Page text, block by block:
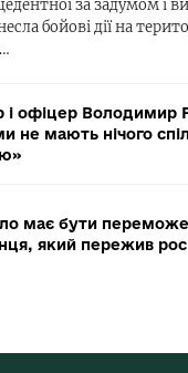
за задумом і
бойові дії на
і офіцер Володимир
не мають нічого
має бути
який пережив